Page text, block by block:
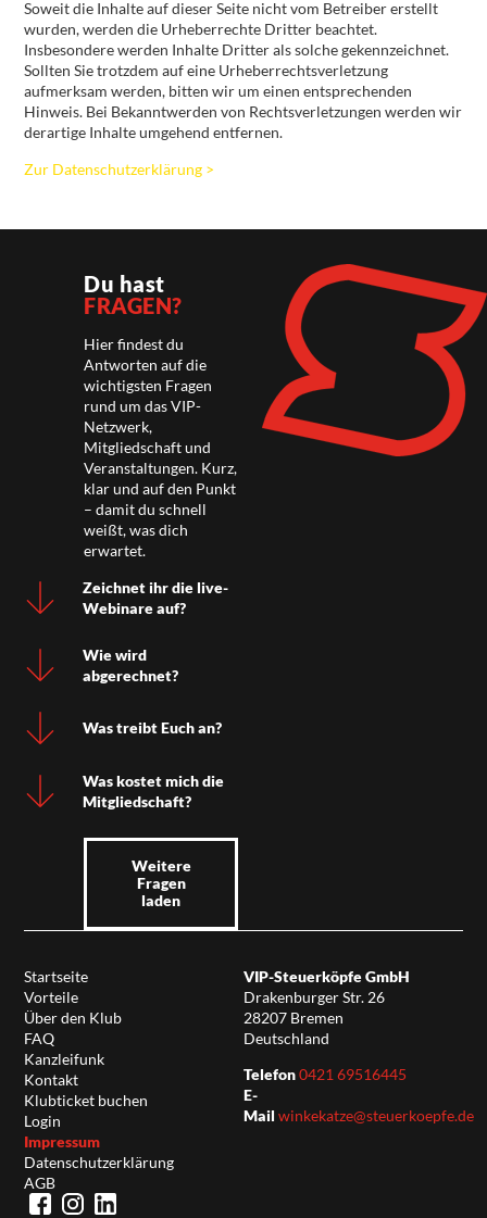
Soweit die Inhalte auf dieser Seite nicht vom Betreiber erstellt
wurden, werden die Urheberrechte Dritter beachtet.
Insbesondere werden Inhalte Dritter als solche gekennzeichnet.
Sollten Sie trotzdem auf eine Urheberrechtsverletzung
aufmerksam werden, bitten wir um einen entsprechenden
Hinweis. Bei Bekanntwerden von Rechtsverletzungen werden wir
derartige Inhalte umgehend entfernen.
Zur Datenschutzerklärung >
Du hast
FRAGEN?
Hier findest du
Antworten auf die
wichtigsten Fragen
rund um das VIP-
Netzwerk,
Mitgliedschaft und
Veranstaltungen. Kurz,
klar und auf den Punkt
– damit du schnell
weißt, was dich
erwartet.
Zeichnet ihr die live-
Webinare auf?
Wie wird
abgerechnet?
Was treibt Euch an?
Was kostet mich die
Mitgliedschaft?
Weitere
Fragen
laden
Startseite
Vorteile
Über den Klub
FAQ
Kanzleifunk
Kontakt
Klubticket buchen
Login
Impressum
Datenschutzerklärung
AGB
VIP-Steuerköpfe GmbH
Drakenburger Str. 26
28207 Bremen
Deutschland
Telefon0421 69516445
E-
Mail winkekatze@steuerkoepfe.de